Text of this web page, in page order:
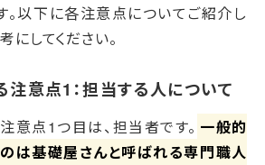
。以下に各注意点についてご紹介し
にしてください。
意点1：担当する人について
意点1つ目は、担当者です。 一般的
は基礎屋さんと呼ばれる専門職人